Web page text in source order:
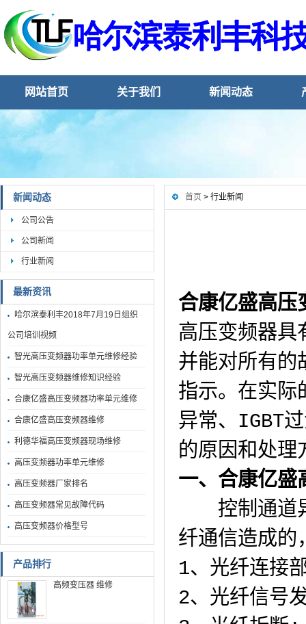
网站首页 关于我们 新闻动态
新闻动态
公司公告
公司新闻
行业新闻
最新资讯
哈尔滨泰利丰2018年7月19日组织
公司培训视频
智光高压变频器功率单元维修经验
智光高压变频器维修知识经验
合康亿盛高压变频器功率单元维修
合康亿盛高压变频器维修
利德华福高压变频器现场维修
高压变频器功率单元维修
高压变频器厂家排名
高压变频器常见故障代码
高压变频器价格型号
产品排行
高频变压器 维修
首页 > 行业新闻
合康亿盛高压
高压变频器具
并能对所有的
指示。在实际
异常、IGBT
的原因和处理
一、合康亿盛
控制通道异
纤通信造成
1、光纤连接
2、光纤信号